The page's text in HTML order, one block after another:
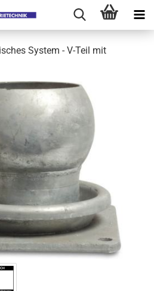
System - V-Teil mit